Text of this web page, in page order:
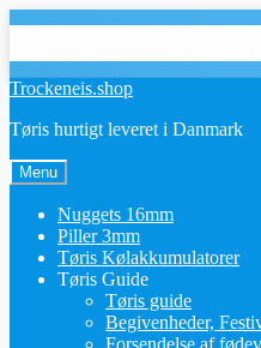
Spring
navigation
Spring
indhold
Trockeneis.shop
Tøris hurtigt leveret i Danmark
Menu
Nuggets 16mm
Piller 3mm
Tøris Kølakkumulatorer
Tøris Guide
Tøris guide
Begivenheder,
Forsendelse af